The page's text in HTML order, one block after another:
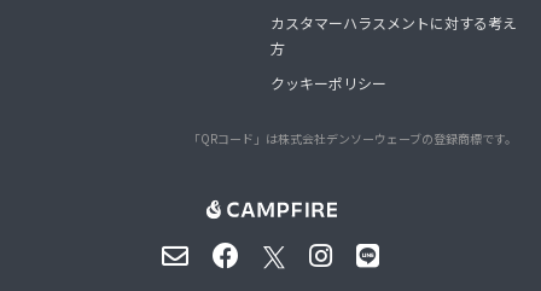
カスタマーハラスメントに対する考え
方
クッキーポリシー
「QRコード」は株式会社デンソーウェーブの登録商標です。